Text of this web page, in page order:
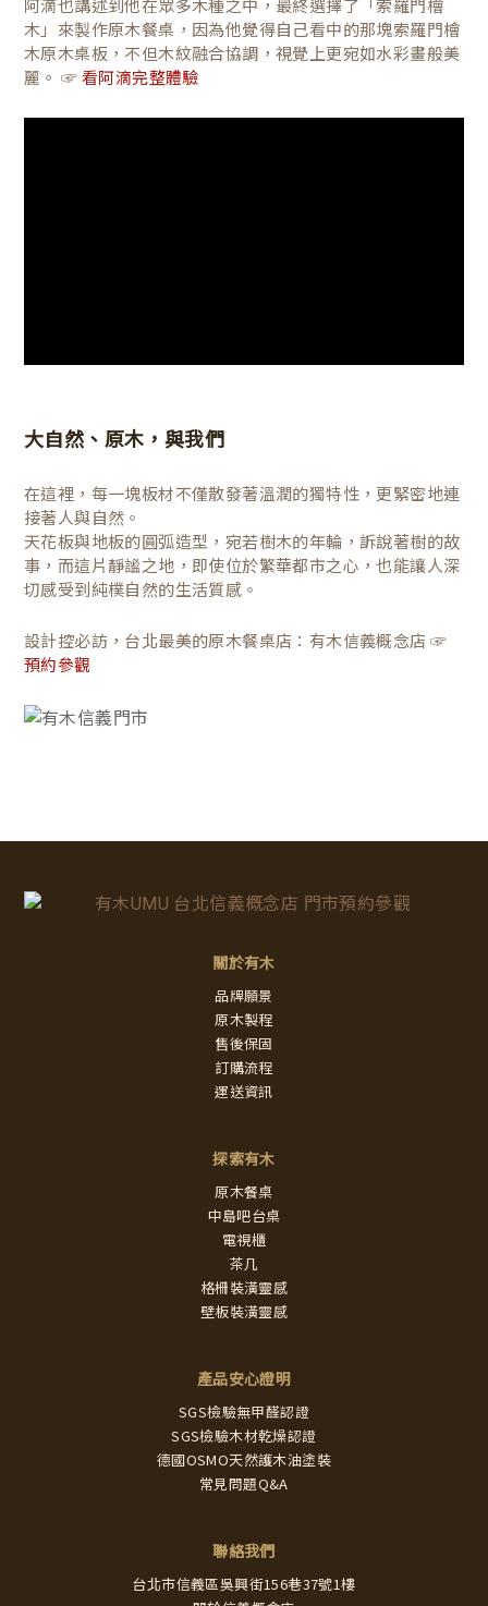
阿滴也講述到他在眾多木種之中，最終選擇了「索羅門檜
木」來製作原木餐桌，因為他覺得自己看中的那塊索羅門檜
木原木桌板，不但木紋融合協調，視覺上更宛如水彩畫般美
麗。 ☞ 看阿滴完整體驗
大自然、原木，與我們
在這裡，每一塊板材不僅散發著溫潤的獨特性，更緊密地連
接著人與自然。
天花板與地板的圓弧造型，宛若樹木的年輪，訴說著樹的故
事，而這片靜謐之地，即使位於繁華都市之心，也能讓人深
切感受到純樸自然的生活質感。
設計控必訪，台北最美的原木餐桌店：有木信義概念店 ☞
預約參觀
關於有木
品牌願景
原木製程
售後保固
訂購流程
運送資訊
探索有木
原木餐桌
中島吧台桌
電視櫃
茶几
格柵裝潢靈感
壁板裝潢靈感
產品安心證明
SGS檢驗無甲醛認證
SGS檢驗木材乾燥認證
德國OSMO天然護木油塗裝
常見問題Q&A
聯絡我們
台北市信義區吳興街156巷37號1樓